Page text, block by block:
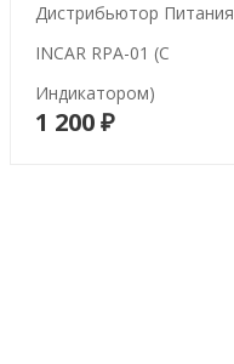
Дистрибьютор Питания
INCAR RPA-01 (с
Индикатором)
1 200 ₽В корзину